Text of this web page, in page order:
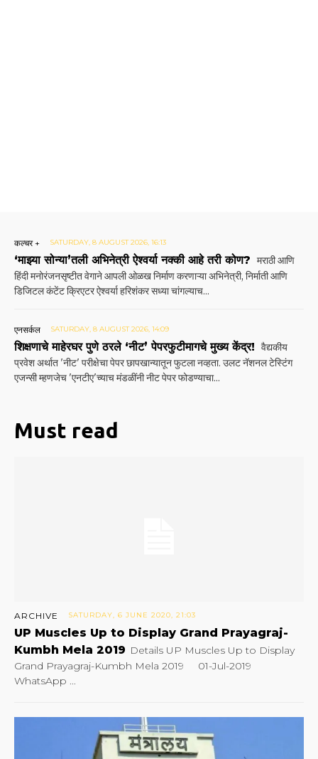
कल्चर + SATURDAY, 8 AUGUST 2026, 16:13
‘माझ्या सोन्या’तली अभिनेत्री ऐश्वर्या नक्की आहे तरी कोण? मराठी आणि
हिंदी मनोरंजनसृष्टीत वेगाने आपली ओळख निर्माण करणाऱ्या अभिनेत्री, निर्माती आणि
डिजिटल कंटेंट क्रिएटर ऐश्वर्या हरिशंकर सध्या चांगल्याच...
एनसर्कल SATURDAY, 8 AUGUST 2026, 14:09
शिक्षणाचे माहेरघर पुणे ठरले ‘नीट’ पेपरफुटीमागचे मुख्य केंद्र! वैद्यकीय
प्रवेश अर्थात 'नीट' परीक्षेचा पेपर छापखान्यातून फुटला नव्हता. उलट नॅशनल टेस्टिंग
एजन्सी म्हणजेच 'एनटीए'च्याच मंडळींनी नीट पेपर फोडण्याचा...
Must read
ARCHIVE SATURDAY, 6 JUNE 2020, 21:03
UP Muscles Up to Display Grand Prayagraj-
Kumbh Mela 2019 Details UP Muscles Up to Display
Grand Prayagraj-Kumbh Mela 2019 01-Jul-2019
WhatsApp ...